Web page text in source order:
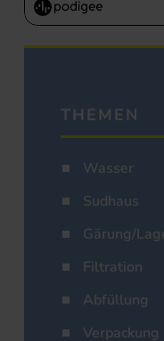
THEMEN
Wasser
Sudhaus
Gärung/
Filtration
Abfüllung
Verpackung